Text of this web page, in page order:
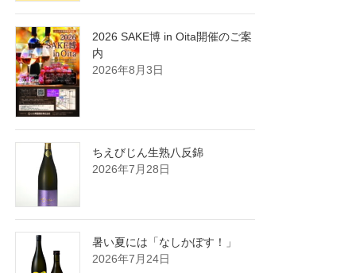
2026 SAKE博 in Oita開催のご案
内
2026年8月3日
ちえびじん生熟八反錦
2026年7月28日
暑い夏には「なしかぼす！」
2026年7月24日